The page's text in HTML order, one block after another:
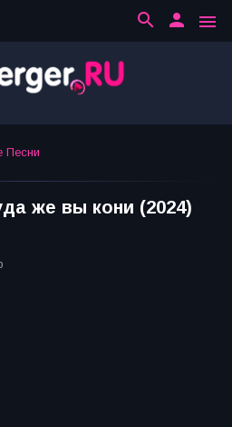
menu
person
search
Песни
же вы кони (2024)